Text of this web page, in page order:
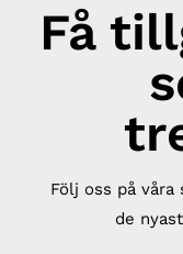
Få
Följ oss på
de